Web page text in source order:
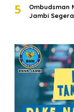
5
Ombudsman
Jambi